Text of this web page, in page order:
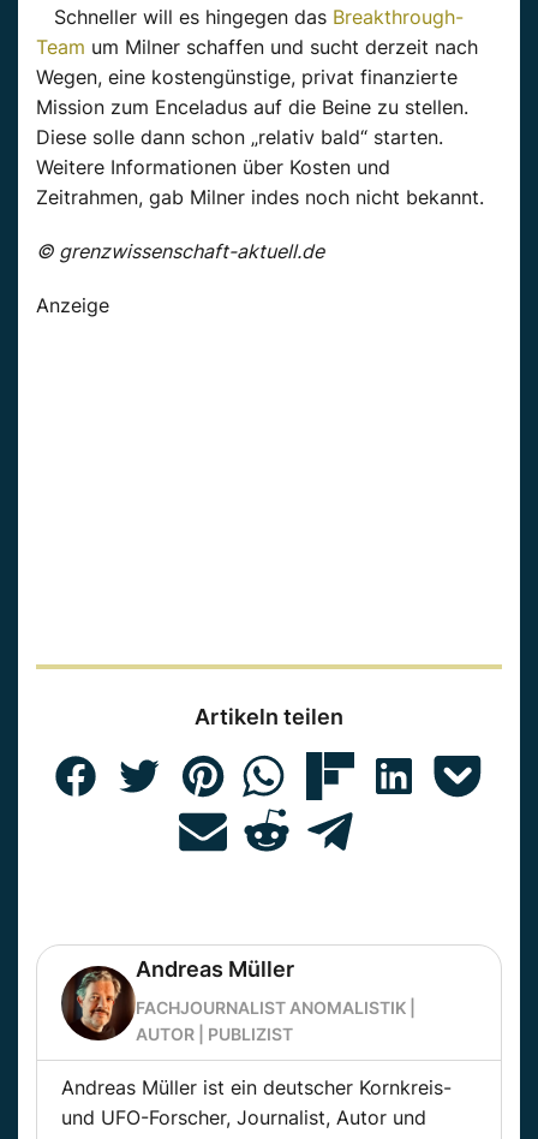
Schneller will es hingegen das Breakthrough-
Team um Milner schaffen und sucht derzeit nach
Wegen, eine kostengünstige, privat finanzierte
Mission zum Enceladus auf die Beine zu stellen.
Diese solle dann schon „relativ bald“ starten.
Weitere Informationen über Kosten und
Zeitrahmen, gab Milner indes noch nicht bekannt.
© grenzwissenschaft-aktuell.de
Anzeige
Artikeln teilen
Andreas Müller
FACHJOURNALIST ANOMALISTIK |
AUTOR | PUBLIZIST
Andreas Müller ist ein deutscher Kornkreis-
und UFO-Forscher, Journalist, Autor und